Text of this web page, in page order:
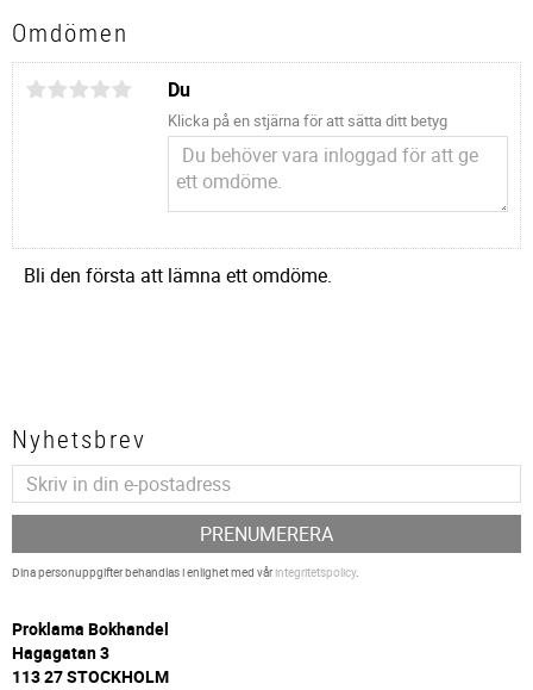
Omdömen
Du
Klicka på en stjärna för att sätta ditt betyg
Bli den första att lämna ett omdöme.
Nyhetsbrev
PRENUMERERA
Dina personuppgifter behandlas i enlighet med vårintegritetspolicy.
Proklama Bokhandel
Hagagatan 3
113 27 STOCKHOLM